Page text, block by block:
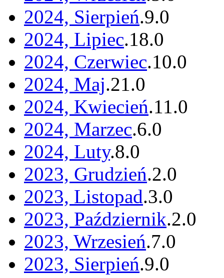
2024, Sierpień.9.0
2024, Lipiec.18.0
2024, Czerwiec.10.0
2024, Maj.21.0
2024, Kwiecień.11.0
2024, Marzec.6.0
2024, Luty.8.0
2023, Grudzień.2.0
2023, Listopad.3.0
2023, Październik.2.0
2023, Wrzesień.7.0
2023, Sierpień.9.0